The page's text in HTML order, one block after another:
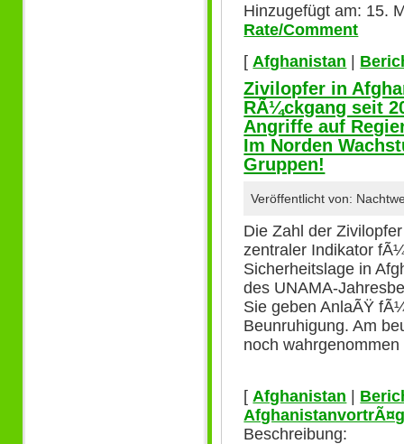
Hinzugefügt am: 15.
Rate/Comment
[ Afghanistan |
Zivilopfer in
RÃ¼ckgang seit
Angriffe auf
Im Norden
Gruppen!
Veröffentlicht von:
Die Zahl der
zentraler Indikator
Sicherheitslage in
des UNAMA-
Sie geben AnlaÃŸ
Beunruhigung. Am
noch
[ Afghanistan |
Beschreibung: